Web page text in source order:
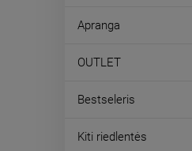
Apranga
OUTLET
Bestseleris
Kiti riedlentės